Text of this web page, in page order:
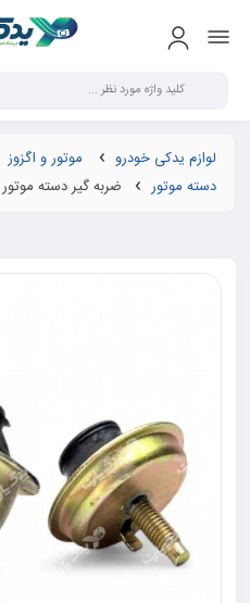
لوازم یدکی خودرو موتور و اگزوز
دسته موتور
ضربه گیر دسته موتور 206 207 رانا ایساکو (2 عددی)